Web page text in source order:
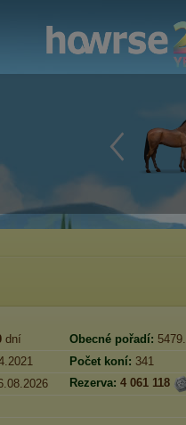
dní Obecné pořadí: 5479.
Počet koní: 341
Rezerva: 4 061 118